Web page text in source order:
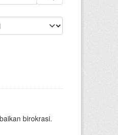
birokrasi.